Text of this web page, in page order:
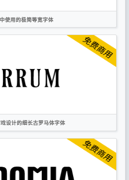
使用的极简等宽字体
英文
CC0
设计的细长古罗马体字体
英文
复古